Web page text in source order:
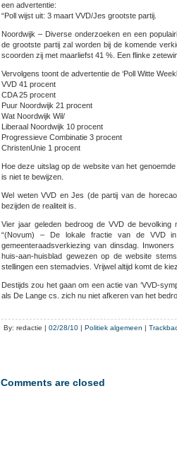
een advertentie:
“Poll wijst uit: 3 maart VVD/Jes grootste partij.
Noordwijk – Diverse onderzoeken en een
de grootste partij zal worden bij de komende
scoorden zij met maarliefst 41 %. Een flinke
Vervolgens toont de advertentie de ‘Poll Witte
VVD 41 procent
CDA 25 procent
Puur Noordwijk 21 procent
Wat Noordwijk Wil/
Liberaal Noordwijk 10 procent
Progressieve Combinatie 3 procent
ChristenUnie 1 procent
Hoe deze uitslag op de website van het
is niet te bewijzen.
Wel weten VVD en Jes (de partij van de
bezijden de realiteit is.
Vier jaar geleden bedroog de VVD de
“(Novum) – De lokale fractie van de VVD
gemeenteraadsverkiezing van dinsdag.
huis-aan-huisblad gewezen op de website
stellingen een stemadvies. Vrijwel altijd komt de
Destijds zou het gaan om een actie van ‘VVD-
als De Lange cs. zich nu niet afkeren van het
By: redactie | 02/28/10 | Politiek algemeen |
Comments are closed